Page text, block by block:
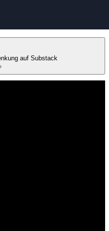
auf Substack